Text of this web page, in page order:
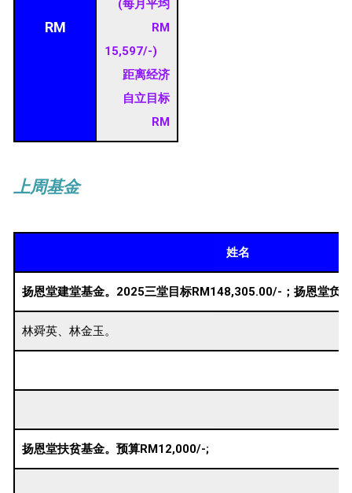
RM
(每月平均
RM
15,597/-)
距离经济
自立目标
RM
上周基金
姓名
扬恩堂建堂基金。2025三堂目标RM148,305.00/-；扬恩堂负
林舜英、林金玉。
扬恩堂扶贫基金。预算RM12,000/-;